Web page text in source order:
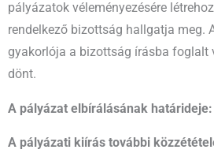
pályázatok véleményezésére
rendelkező bizottság hallgatja meg.
gyakorlója a bizottság írásba foglalt
dönt.
A pályázat elbírálásának határideje:
A pályázati kiírás további